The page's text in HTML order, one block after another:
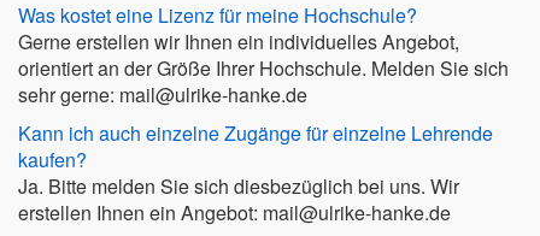
Was kostet eine Lizenz für meine Hochschule?
Gerne erstellen wir Ihnen ein individuelles Angebot,
orientiert an der Größe Ihrer Hochschule. Melden Sie sich
sehr gerne: mail@ulrike-hanke.de
Kann ich auch einzelne Zugänge für einzelne Lehrende
kaufen?
Ja. Bitte melden Sie sich diesbezüglich bei uns. Wir
erstellen Ihnen ein Angebot: mail@ulrike-hanke.de